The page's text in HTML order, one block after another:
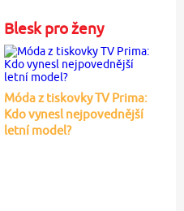
Blesk pro ženy
Móda z tiskovky TV Prima:
Kdo vynesl nejpovednější
letní model?